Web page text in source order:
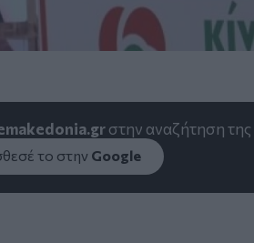
στην αναζήτηση της
το στην Google